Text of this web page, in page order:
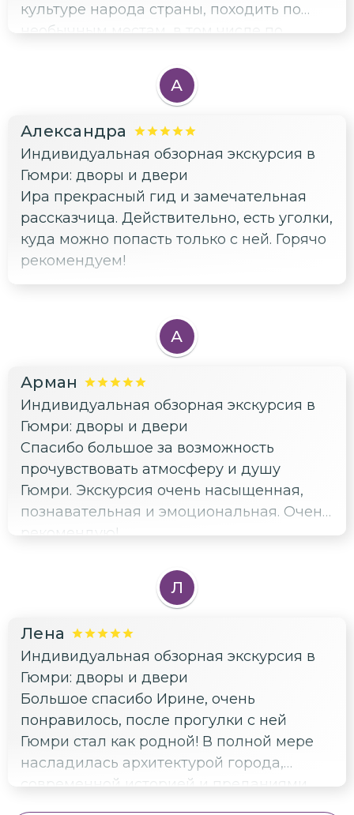
культуре народа страны, походить по
необычным местам, в том числе по
художников, смело бронируйте эту
А
Александра
Индивидуальная обзорная экскурсия в
Гюмри: дворы и двери
Ира прекрасный гид и замечательная
рассказчица. Действительно, есть уголки,
куда можно попасть только с ней. Горячо
рекомендуем!
А
Арман
Индивидуальная обзорная экскурсия в
Гюмри: дворы и двери
Спасибо большое за возможность
прочувствовать атмосферу и душу
Гюмри. Экскурсия очень насыщенная,
познавательная и эмоциональная. Очень
рекомендую!
Л
Лена
Индивидуальная обзорная экскурсия в
Гюмри: дворы и двери
Большое спасибо Ирине, очень
понравилось, после прогулки с ней
Гюмри стал как родной! В полной мере
насладилась архитектурой города,
современной историей и преданиями,